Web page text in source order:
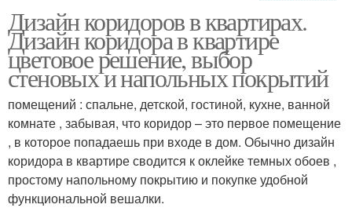
Дизайн для узкого
коридора
Дизайн коридоров в квартирах.
Дизайн коридора в квартире
цветовое решение, выбор
стеновых и напольных покрытий
помещений : спальне, детской, гостиной, кухне, ванной
комнате , забывая, что коридор – это первое помещение
, в которое попадаешь при входе в дом. Обычно дизайн
коридора в квартире сводится к оклейке темных обоев ,
простому напольному покрытию и покупке удобной
функциональной вешалки.